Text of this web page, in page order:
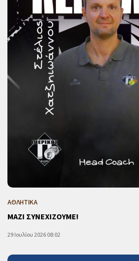
ΑΘΛΗΤΙΚΑ
ΜΑΖΙ ΣΥΝΕΧΙΖΟΥΜΕ!
29 Ιουλίου 2026 08:02